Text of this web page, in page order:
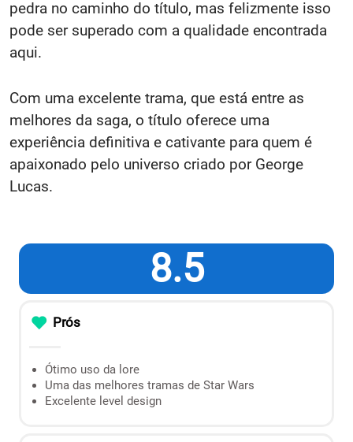
pedra no caminho do título, mas felizmente isso
pode ser superado com a qualidade encontrada
aqui.
Com uma excelente trama, que está entre as
melhores da saga, o título oferece uma
experiência definitiva e cativante para quem é
apaixonado pelo universo criado por George
Lucas.
8.5
Prós
Ótimo uso da lore
Uma das melhores tramas de Star Wars
Excelente level design